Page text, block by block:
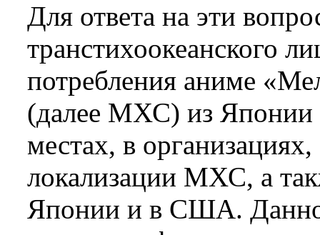
Для ответа на эти
транстихоокеанского
потребления аниме
(далее МХС) из Японии
местах, в
локализации МХС, а
Японии и в США.